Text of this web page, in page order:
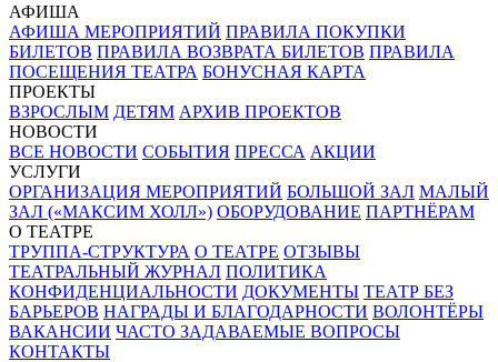
АФИША
АФИША МЕРОПРИЯТИЙ ПРАВИЛА ПОКУПКИ
БИЛЕТОВ ПРАВИЛА ВОЗВРАТА БИЛЕТОВ ПРАВИЛА
ПОСЕЩЕНИЯ ТЕАТРА БОНУСНАЯ КАРТА
ПРОЕКТЫ
ВЗРОСЛЫМ ДЕТЯМ АРХИВ ПРОЕКТОВ
НОВОСТИ
ВСЕ НОВОСТИ СОБЫТИЯ ПРЕССА АКЦИИ
УСЛУГИ
ОРГАНИЗАЦИЯ МЕРОПРИЯТИЙ БОЛЬШОЙ ЗАЛ МАЛЫЙ
ЗАЛ («МАКСИМ ХОЛЛ») ОБОРУДОВАНИЕ ПАРТНЁРАМ
О ТЕАТРЕ
ТРУППА-СТРУКТУРА О ТЕАТРЕ ОТЗЫВЫ
ТЕАТРАЛЬНЫЙ ЖУРНАЛ ПОЛИТИКА
КОНФИДЕНЦИАЛЬНОСТИ ДОКУМЕНТЫ ТЕАТР БЕЗ
БАРЬЕРОВ НАГРАДЫ И БЛАГОДАРНОСТИ ВОЛОНТЁРЫ
ВАКАНСИИ ЧАСТО ЗАДАВАЕМЫЕ ВОПРОСЫ
КОНТАКТЫ